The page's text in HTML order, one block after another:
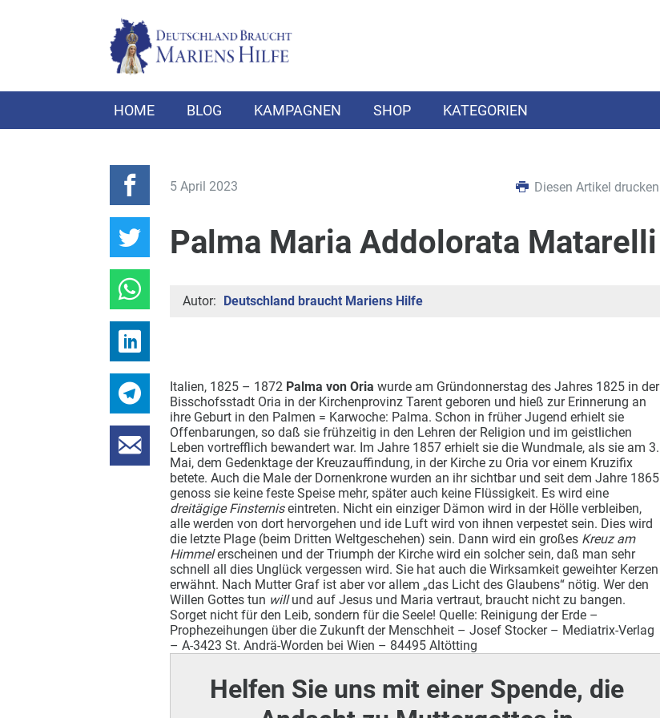
HOME BLOG KAMPAGNEN SHOP KATEGORIEN
5 April 2023 Diesen Artikel drucken
Palma Maria Addolorata Matarelli
Autor: Deutschland braucht Mariens Hilfe
Italien, 1825 – 1872 Palma von Oria wurde am Gründonnerstag des Jahres 1825 in der
Bisschofsstadt Oria in der Kirchenprovinz Tarent geboren und hieß zur Erinnerung an
ihre Geburt in den Palmen = Karwoche: Palma. Schon in früher Jugend erhielt sie
Offenbarungen, so daß sie frühzeitig in den Lehren der Religion und im geistlichen
Leben vortrefflich bewandert war. Im Jahre 1857 erhielt sie die Wundmale, als sie am 3.
Mai, dem Gedenktage der Kreuzauffindung, in der Kirche zu Oria vor einem Kruzifix
betete. Auch die Male der Dornenkrone wurden an ihr sichtbar und seit dem Jahre 1865
genoss sie keine feste Speise mehr, später auch keine Flüssigkeit. Es wird eine
dreitägige Finsterniseintreten. Nicht ein einziger Dämon wird in der Hölle verbleiben,
alle werden von dort hervorgehen und ide Luft wird von ihnen verpestet sein. Dies wird
die letzte Plage (beim Dritten Weltgeschehen) sein. Dann wird ein großes Kreuz am
Himmelerscheinen und der Triumph der Kirche wird ein solcher sein, daß man sehr
schnell all dies Unglück vergessen wird. Sie hat auch die Wirksamkeit geweihter Kerzen
erwähnt. Nach Mutter Graf ist aber vor allem „das Licht des Glaubens“ nötig. Wer den
Willen Gottes tun willund auf Jesus und Maria vertraut, braucht nicht zu bangen.
Sorget nicht für den Leib, sondern für die Seele! Quelle: Reinigung der Erde –
Prophezeihungen über die Zukunft der Menschheit – Josef Stocker – Mediatrix-Verlag
– A-3423 St. Andrä-Worden bei Wien – 84495 Altötting
Helfen Sie uns mit einer Spende, die